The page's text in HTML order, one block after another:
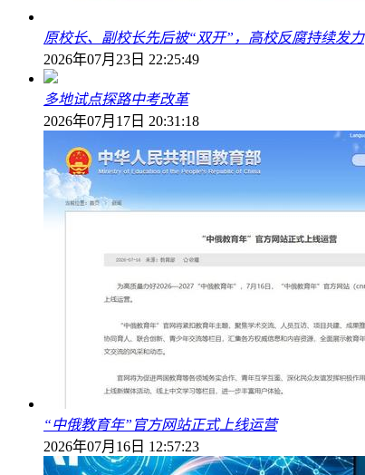
原校长、副校长先后被“双开”，高校反腐持续发力
2026年07月23日 22:25:49
多地试点探路中考改革
2026年07月17日 20:31:18
“中俄教育年”官方网站正式上线运营
2026年07月16日 12:57:23